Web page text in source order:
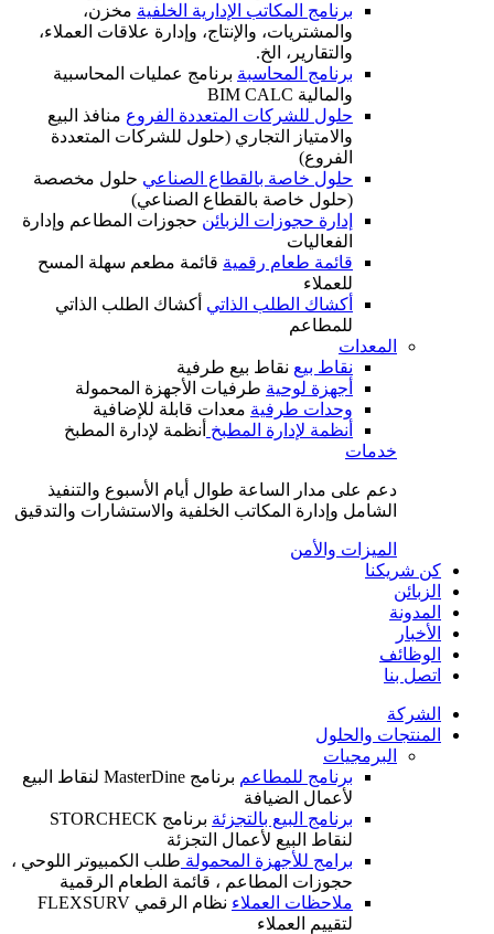
برنامج المكاتب الإدارية الخلفية مخزن،
والمشتريات، والإنتاج، وإدارة علاقات العملاء،
والتقارير، الخ.
برنامج المحاسبة برنامج عمليات المحاسبية
والمالية BIM CALC
حلول للشركات المتعددة الفروع منافذ البيع
والامتياز التجاري (حلول للشركات المتعددة
الفروع)
حلول خاصة بالقطاع الصناعي حلول مخصصة
(حلول خاصة بالقطاع الصناعي)
إدارة حجوزات الزبائن حجوزات المطاعم وإدارة
الفعاليات
قائمة طعام رقمية قائمة مطعم سهلة المسح
للعملاء
أكشاك الطلب الذاتي أكشاك الطلب الذاتي
للمطاعم
المعدات
نقاط بيع نقاط بيع طرفية
أجهزة لوحية طرفيات الأجهزة المحمولة
وحدات طرفية معدات قابلة للإضافية
أنظمة لإدارة المطبخ أنظمة لإدارة المطبخ
خدمات
دعم على مدار الساعة طوال أيام الأسبوع والتنفيذ
الشامل وإدارة المكاتب الخلفية والاستشارات والتدقيق
الميزات والأمن
كن شريكنا
الزبائن
المدونة
الأخبار
الوظائف
اتصل بنا
الشركة
المنتجات والحلول
البرمجيات
برنامج للمطاعم
برنامج MasterDine لنقاط البيع
لأعمال الضيافة
برنامج البيع بالتجزئة
برنامج STORCHECK
لنقاط البيع لأعمال التجزئة
برامج للأجهزة المحمولة طلب الكمبيوتر اللوحي ،
حجوزات المطاعم ، قائمة الطعام الرقمية
ملاحظات العملاء
نظام الرقمي FLEXSURV
لتقييم العملاء